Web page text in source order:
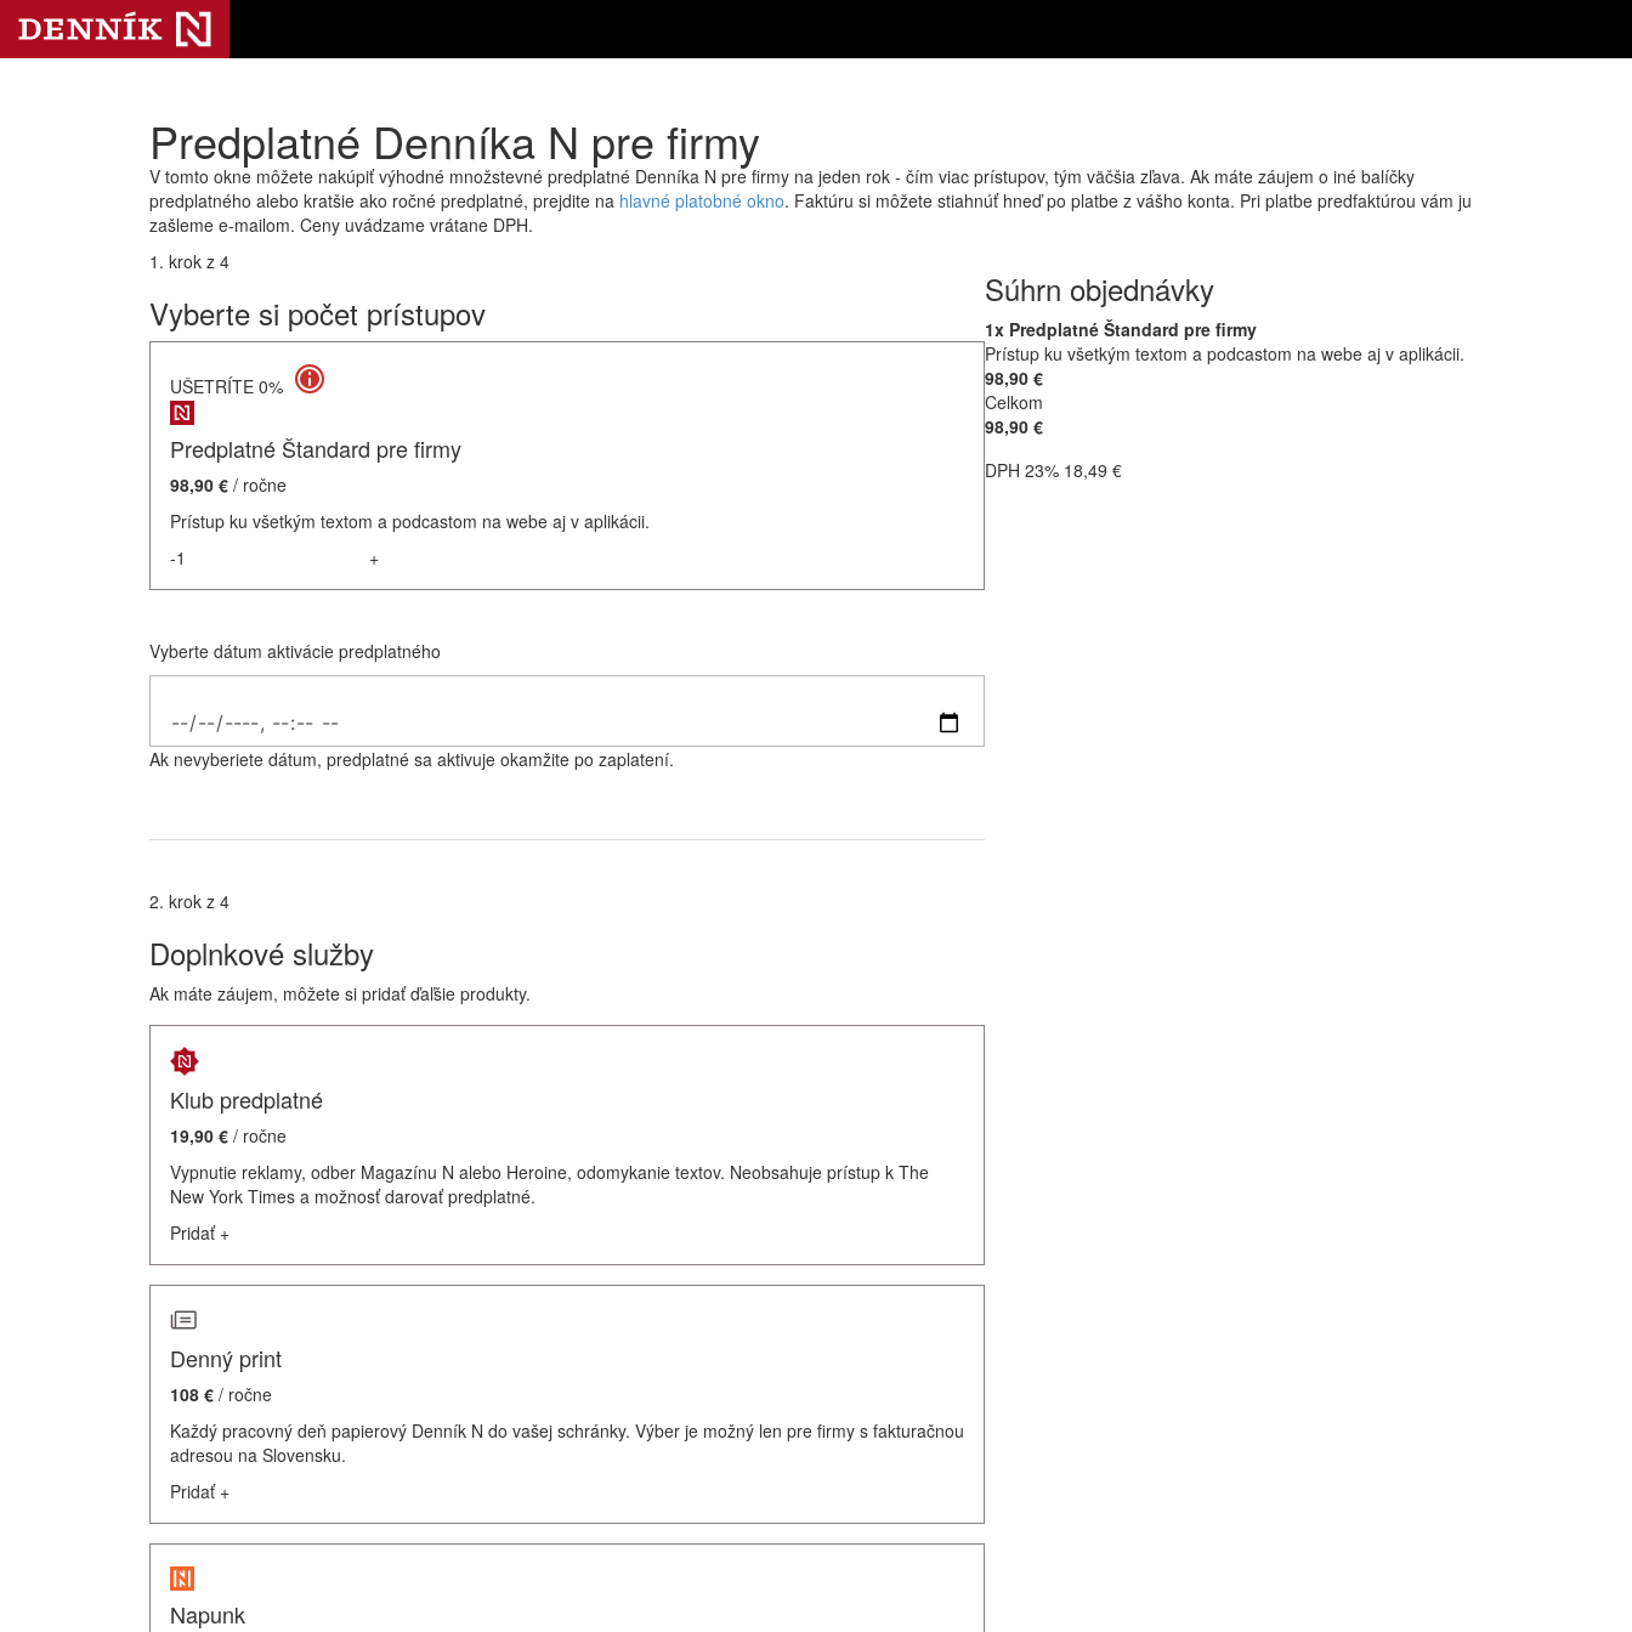
Predplatné Denníka N pre firmy
V tomto okne môžete nakúpiť výhodné množstevné predplatné Denníka N pre firmy na jeden rok - čím viac prístupov, tým väčšia zľava. Ak máte záujem o iné balíčky
predplatného alebo kratšie ako ročné predplatné, prejdite na hlavné platobné okno. Faktúru si môžete stiahnúť hneď po platbe z vášho konta. Pri platbe predfaktúrou vám ju
zašleme e-mailom. Ceny uvádzame vrátane DPH.
1. krok z 4
Vyberte si počet prístupov
UŠETRÍTE 0%
Predplatné Štandard pre firmy
98,90 € / ročne
Prístup ku všetkým textom a podcastom na webe aj v aplikácii.
-
+
Vyberte dátum aktivácie predplatného
Ak nevyberiete dátum, predplatné sa aktivuje okamžite po zaplatení.
2. krok z 4
Doplnkové služby
Ak máte záujem, môžete si pridať ďaľšie produkty.
Klub predplatné
19,90 € / ročne
Vypnutie reklamy, odber Magazínu N alebo Heroine, odomykanie textov. Neobsahuje prístup k The
New York Times a možnosť darovať predplatné.
Pridať +
Denný print
108 € / ročne
Každý pracovný deň papierový Denník N do vašej schránky. Výber je možný len pre firmy s fakturačnou
adresou na Slovensku.
Pridať +
Napunk
Súhrn objednávky
1x Predplatné Štandard pre firmy
Prístup ku všetkým textom a podcastom na webe aj v aplikácii.
98,90 €
Celkom
98,90 €
DPH 23% 18,49 €